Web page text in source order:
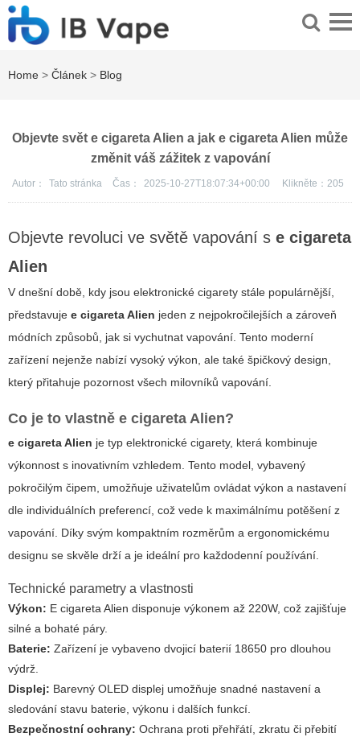
Home > Článek > Blog
Objevte svět e cigareta Alien a jak e cigareta Alien může
změnit váš zážitek z vapování
Autor： Tato stránka Čas： 2025-10-27T18:07:34+00:00 Klikněte： 205
Objevte revoluci ve světě vapování s e cigareta
Alien
V dnešní době, kdy jsou elektronické cigarety stále populárnější,
představuje e cigareta Alien jeden z nejpokročilejších a zároveň
módních způsobů, jak si vychutnat vapování. Tento moderní
zařízení nejenže nabízí vysoký výkon, ale také špičkový design,
který přitahuje pozornost všech milovníků vapování.
Co je to vlastně e cigareta Alien?
e cigareta Alien je typ elektronické cigarety, která kombinuje
výkonnost s inovativním vzhledem. Tento model, vybavený
pokročilým čipem, umožňuje uživatelům ovládat výkon a nastavení
dle individuálních preferencí, což vede k maximálnímu potěšení z
vapování. Díky svým kompaktním rozměrům a ergonomickému
designu se skvěle drží a je ideální pro každodenní používání.
Technické parametry a vlastnosti
Výkon: E cigareta Alien disponuje výkonem až 220W, což zajišťuje
silné a bohaté páry.
Baterie: Zařízení je vybaveno dvojicí baterií 18650 pro dlouhou
výdrž.
Displej: Barevný OLED displej umožňuje snadné nastavení a
sledování stavu baterie, výkonu i dalších funkcí.
Bezpečnostní ochrany: Ochrana proti přehřátí, zkratu či přebití